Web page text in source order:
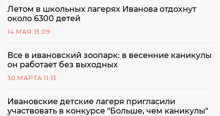
Летом в школьных лагерях Иванова отдохнут
около 6300 детей
14 МАЯ 13:09
Все в ивановский зоопарк: в весенние каникулы
он работает без выходных
30 МАРТА 11:13
Ивановские детские лагеря пригласили
участвовать в конкурсе "Больше, чем каникулы"